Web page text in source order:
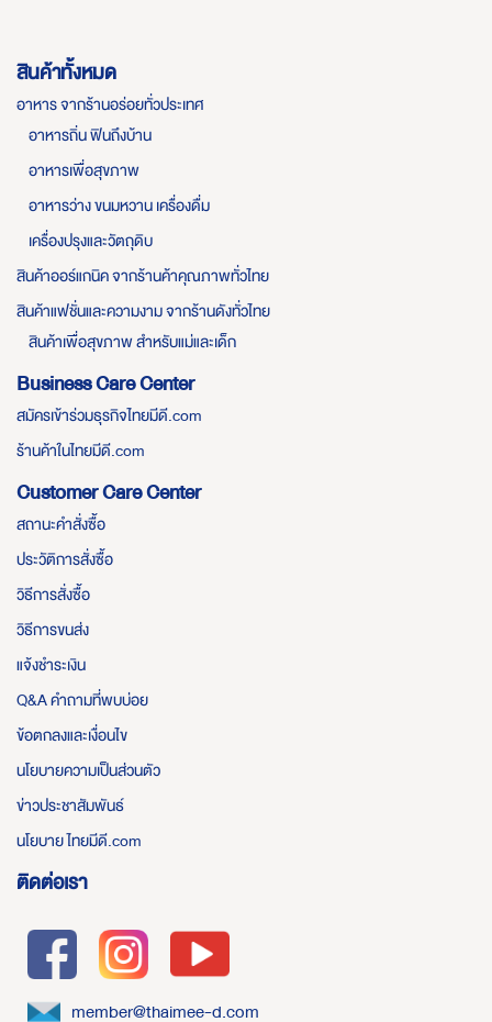
สินค้าทั้งหมด
อาหาร จากร้านอร่อยทั่วประเทศ
อาหารถิ่น ฟินถึงบ้าน
อาหารเพื่อสุขภาพ
อาหารว่าง ขนมหวาน เครื่องดื่ม
เครื่องปรุงและวัตถุดิบ
สินค้าออร์แกนิค จากร้านค้าคุณภาพทั่วไทย
สินค้าแฟชั่นและความงาม จากร้านดังทั่วไทย
สินค้าเพื่อสุขภาพ สำหรับแม่และเด็ก
Business Care Center
สมัครเข้าร่วมธุรกิจไทยมีดี.com
ร้านค้าในไทยมีดี.com
Customer Care Center
สถานะคำสั่งซื้อ
ประวัติการสั่งซื้อ
วิธีการสั่งซื้อ
วิธีการขนส่ง
แจ้งชำระเงิน
Q&A คำถามที่พบบ่อย
ข้อตกลงและเงื่อนไข
นโยบายความเป็นส่วนตัว
ข่าวประชาสัมพันธ์
นโยบาย ไทยมีดี.com
ติดต่อเรา
member@thaimee-d.com